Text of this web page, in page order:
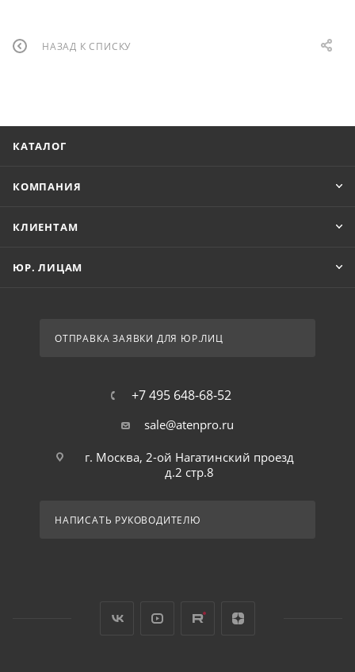
НАЗАД К СПИСКУ
КАТАЛОГ
КОМПАНИЯ
КЛИЕНТАМ
ЮР. ЛИЦАМ
ОТПРАВКА ЗАЯВКИ ДЛЯ ЮР.ЛИЦ
+7 495 648-68-52
sale@atenpro.ru
г. Москва, 2-ой Нагатинский проезд
д.2 стр.8
НАПИСАТЬ РУКОВОДИТЕЛЮ